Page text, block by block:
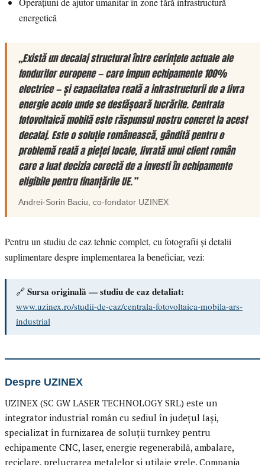
energetică
„Există un decalaj structural între cerințele actuale ale
fondurilor europene — care impun echipamente 100%
electrice — și capacitatea reală a infrastructurii de a livra
energie acolo unde se desfășoară lucrările. Centrala
fotovoltaică mobilă este răspunsul nostru concret la acest
decalaj. Este o soluție românească, gândită pentru o
problemă reală a pieței locale, livrată unui client român
care a luat decizia corectă de a investi în echipamente
eligibile pentru finanțările UE.”
Andrei-Sorin Baciu , co-fondator UZINEX
Pentru un studiu de caz tehnic complet, cu fotografii și detalii
suplimentare despre implementarea la beneficiar, vezi:
🔗 Sursa originală — studiu de caz detaliat:
www.uzinex.ro/studii-de-caz/centrala-fotovoltaica-mobila-ars-
industrial
Despre UZINEX
UZINEX (SC GW LASER TECHNOLOGY SRL) este un
integrator industrial român cu sediul în județul Iași,
specializat în furnizarea de soluții turnkey pentru
echipamente CNC, laser, energie regenerabilă, ambalare,
reciclare, prelucrarea metalelor și utilaje grele. Compania